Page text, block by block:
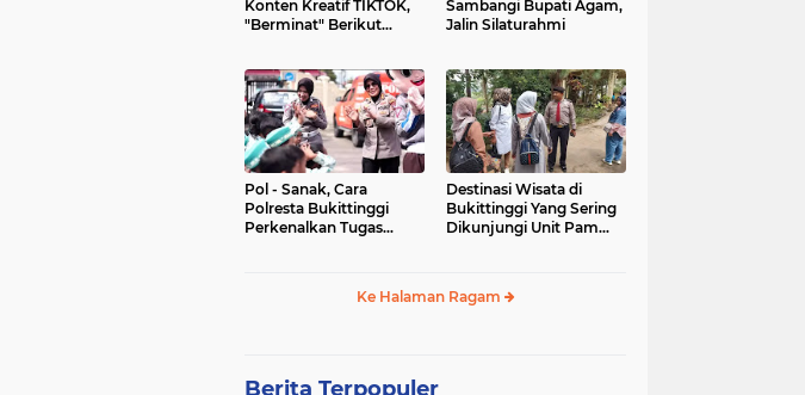
Konten Kreatif TIKTOK,
"Berminat" Berikut
Sambangi Bupati Agam,
Jalin Silaturahmi
Pol - Sanak, Cara
Polresta Bukittinggi
Perkenalkan Tugas
Destinasi Wisata di
Bukittinggi Yang Sering
Dikunjungi Unit Pam
Ke Halaman Ragam
Berita Terpopuler